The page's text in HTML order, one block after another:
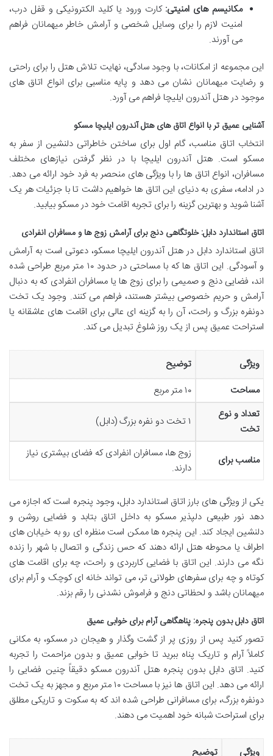
مکانیسم های امنیتی: کارت ورود یا کلید الکترونیکی و قفل درب،
امنیت لازم را برای وسایل شخصی و آرامش خاطر میهمانان فراهم
می آورند.
این مجموعه از امکانات، با وجود سادگی، نهایت تلاش هتل را برای راحتی
و رضایت میهمانان نشان می دهد و پایه مناسبی برای انواع اتاق های
موجود در هتل آندرون ایلیچا فراهم می آورد.
آشنایی عمیق تر با انواع اتاق های هتل آندرون ایلیچا مسکو
انتخاب اتاق مناسب، گام اول برای ساختن خاطراتی دلنشین از سفر به
مسکو است. هتل آندرون ایلیچا با در نظر گرفتن نیازهای مختلف
مسافران، انواع اتاق ها را با ویژگی های منحصر به فرد خود ارائه می دهد.
در ادامه، سفری به دنیای این اتاق ها خواهیم داشت تا با جزئیات هر یک
آشنا شوید و بهترین گزینه را برای تجربه اقامت خود در مسکو بیابید.
اتاق استاندارد دابل: خلوتگاهی دنج برای آرامش زوج ها و مسافران انفرادی
اتاق استاندارد دابل در هتل آندرون ایلیچا مسکو، دعوتی است به آرامش
و آسودگی. این اتاق ها که با مساحتی در حدود ۱۰ متر مربع طراحی شده
اند، فضایی دنج و صمیمی را برای زوج ها یا مسافران انفرادی که به دنبال
آرامش و حریم خصوصی بیشتر هستند، فراهم می کنند. وجود یک تخت
دونفره بزرگ و راحت، آن را به گزینه ای عالی برای اقامت های عاشقانه یا
استراحت عمیق پس از یک روز شلوغ تبدیل می کند.
ویژگی
توضیح
مساحت
۱۰ متر مربع
تعداد و نوع
تخت
۱ تخت دو نفره بزرگ (دابل)
مناسب برای
زوج ها، مسافران انفرادی که فضای بیشتری نیاز
دارند.
یکی از ویژگی های بارز اتاق استاندارد دابل، وجود پنجره است که اجازه می
دهد نور طبیعی دلپذیر مسکو به داخل اتاق بتابد و فضایی روشن و
دلنشین ایجاد کند. این پنجره ها ممکن است منظره ای رو به خیابان های
اطراف یا محوطه هتل ارائه دهند که حس زندگی و اتصال با شهر را زنده
نگه می دارند. این اتاق با فضایی کاربردی و راحت، چه برای اقامت های
کوتاه و چه برای سفرهای طولانی تر، می تواند خانه ای کوچک و آرام برای
میهمانان باشد و لحظاتی دنج و فراموش نشدنی را رقم بزند.
اتاق دابل بدون پنجره: پناهگاهی آرام برای خوابی عمیق
تصور کنید پس از روزی پر از گشت وگذار و هیجان در مسکو، به مکانی
کاملاً آرام و تاریک پناه ببرید تا خوابی عمیق و بدون مزاحمت را تجربه
کنید. اتاق دابل بدون پنجره هتل آندرون مسکو دقیقاً چنین فضایی را
ارائه می دهد. این اتاق ها نیز با مساحت ۱۰ متر مربع و مجهز به یک تخت
دونفره بزرگ، برای مسافرانی طراحی شده اند که به سکوت و تاریکی مطلق
برای استراحت شبانه خود اهمیت می دهند.
ویژگی توضیح